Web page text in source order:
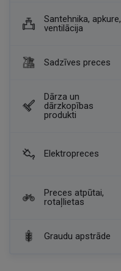
Santehnika, apkure,
ventilācija
Sadzīves preces
Dārza un
dārzkopības
produkti
Elektropreces
Preces atpūtai,
rotaļlietas
Graudu apstrāde